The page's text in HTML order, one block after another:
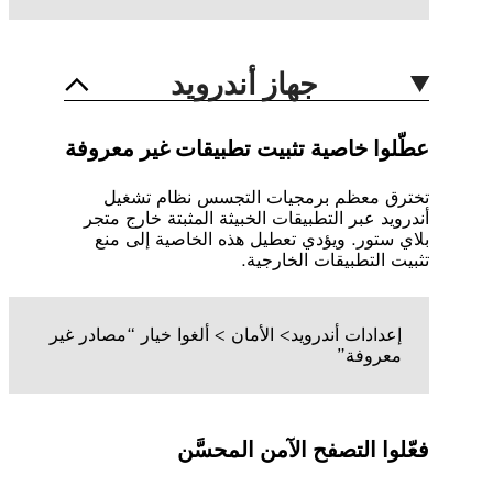
جهاز أندرويد
عطّلوا خاصية تثبيت تطبيقات غير معروفة
تخترق معظم برمجيات التجسس نظام تشغيل
أندرويد عبر التطبيقات الخبيثة المثبتة خارج متجر
بلاي ستور. ويؤدي تعطيل هذه الخاصية إلى منع
تثبيت التطبيقات الخارجية.
إعدادات أندرويد> الأمان > ألغوا خيار “مصادر غير
معروفة”
فعّلوا التصفح الآمن المحسَّن